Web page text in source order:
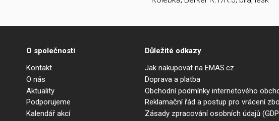
O společnosti
Kontakt
O nás
Aktuality
Podporujeme
Kalendář akcí
Důležité odkazy
Jak nakupovat na EMAS.cz
Doprava a platba
Obchodní podmínky internetového
Reklamační řád a postup pro vrácení
Zásady zpracování osobních údajů